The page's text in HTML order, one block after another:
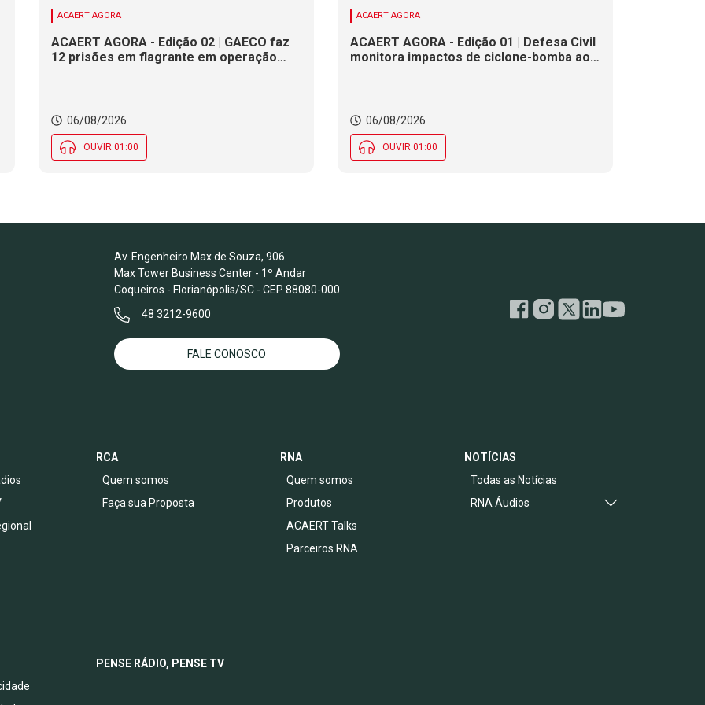
ACAERT AGORA
ACAERT AGORA - Edição 02 | GAECO faz
12 prisões em flagrante em operação
Evento debate tendências da indústria
nacional de cerâmica em SC
06/08/2026
OUVIR 01:00
ACAERT AGORA
ACAERT AGORA - Edição 01 | Defesa Civil
monitora impactos de ciclone-bomba ao
encerra inscrições para processo
seletivo nesta quinta (6)
06/08/2026
OUVIR 01:00
Av. Engenheiro Max de Souza, 906
Max Tower Business Center - 1º Andar
Coqueiros - Florianópolis/SC - CEP 88080-000
48 3212-9600
FALE CONOSCO
RCA
Quem somos
Faça sua Proposta
RNA
Quem somos
Produtos
ACAERT Talks
Parceiros RNA
NOTÍCIAS
Todas as Notícias
RNA Áudios
PENSE RÁDIO, PENSE TV